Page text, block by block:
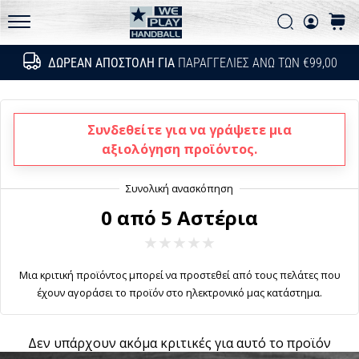
ΔΩΡΕΆΝ ΑΠΟΣΤΟΛΉ ΓΙΑΠΑΡΑΓΓΕΛΊΕΣ ΆΝΩ ΤΩΝ €99,00
WePlayHandball.gr
τεχνικές
αναβαθμίσεις
και
μάθε
αξίζει
•
13 λεπτά ανάγνωσης
NITRO
SQD
5
Γνώρισε
Συχνές ερωτήσεις
Πολιτική απορρήτου
Συνδεθείτε για να γράψετε μια
αξιολόγηση προϊόντος.
0 από 5 Αστέρια
Μια κριτική προϊόντος μπορεί να προστεθεί από τους πελάτες που
έχουν αγοράσει το προϊόν στο ηλεκτρονικό μας κατάστημα.
Δεν υπάρχουν ακόμα κριτικές για αυτό το προϊόν